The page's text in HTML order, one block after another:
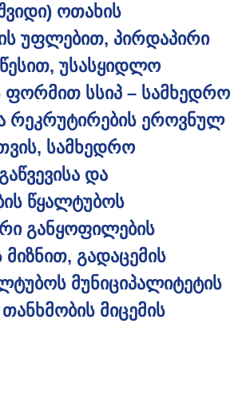
ოთახის
უფლებით, პირდაპირი
უსასყიდლო
ფორმით სსიპ – სამხედრო
რეკრუტირების ეროვნულ
სამხედრო
და
წყალტუბოს
განყოფილების
მიზნით, გადაცემის
მუნიციპალიტეტის
მიცემის